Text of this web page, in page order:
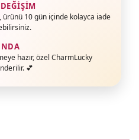
ürünü 10 gün içinde kolayca iade
hazır, özel CharmLucky
💕